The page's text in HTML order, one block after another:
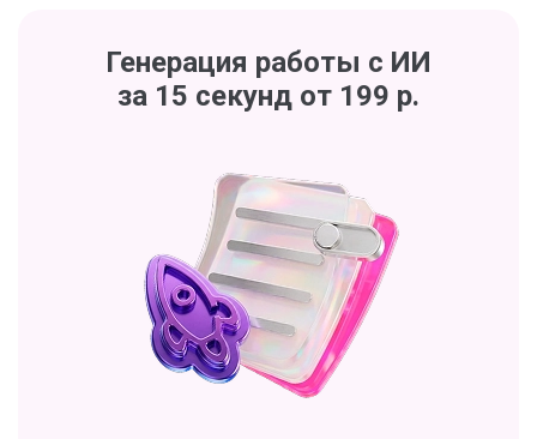
Генерация работы с ИИ
за 15 секунд от 199 р.